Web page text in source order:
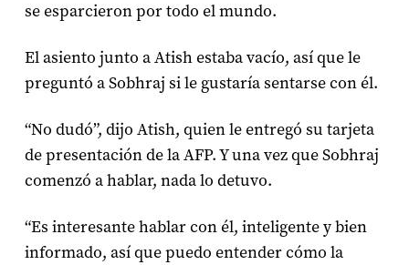
se esparcieron por todo el mundo.
El asiento junto a Atish estaba vacío, así que le
preguntó a Sobhraj si le gustaría sentarse con él.
“No dudó”, dijo Atish, quien le entregó su tarjeta
de presentación de la AFP. Y una vez que Sobhraj
comenzó a hablar, nada lo detuvo.
“Es interesante hablar con él, inteligente y bien
informado, así que puedo entender cómo la